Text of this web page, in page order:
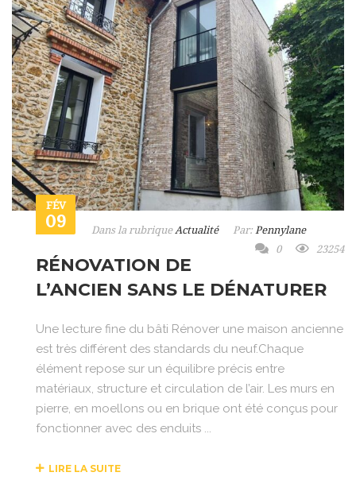
FÉV
09 Dans la rubrique Actualité Par: Pennylane
0
23254
RÉNOVATION DE
L’ANCIEN SANS LE DÉNATURER
Une lecture fine du bâti Rénover une maison ancienne
est très différent des standards du neuf.Chaque
élément repose sur un équilibre précis entre
matériaux, structure et circulation de l’air. Les murs en
pierre, en moellons ou en brique ont été conçus pour
fonctionner avec des enduits ...
LIRE LA SUITE